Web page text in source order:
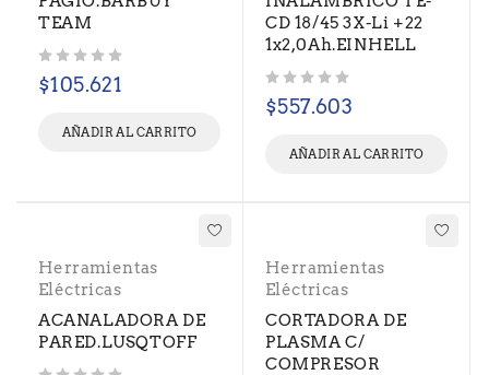
TEAM
$105.621
AÑADIR AL CARRITO
CD 18/45 3X-Li +22
1x2,0Ah.EINHELL
$557.603
AÑADIR AL CARRITO
Herramientas
Eléctricas
ACANALADORA DE
PARED.LUSQTOFF
Herramientas
Eléctricas
CORTADORA DE
PLASMA C/
COMPRESOR